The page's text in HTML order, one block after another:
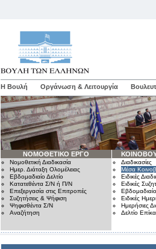
Η Βουλή Οργάνωση & Λειτουργία
ΝΟΜΟΘΕΤΙΚΟ ΕΡΓΟ
Νομοθετική Διαδικασία
Ημερ. Διάταξη Ολομέλειας
Εβδομαδιαίο Δελτίο
Κατατεθέντα Σ/Ν ή Π/Ν
Επεξεργασία στις Επιτροπές
Συζητήσεις & Ψήφιση
Ψηφισθέντα Σ/Ν
Αναζήτηση
Διαδικασίες
Μέσα
Ειδικές
Ειδικές
Εβδομαδιαίο
Ειδικές
Ημερήσιες
Δελτίο